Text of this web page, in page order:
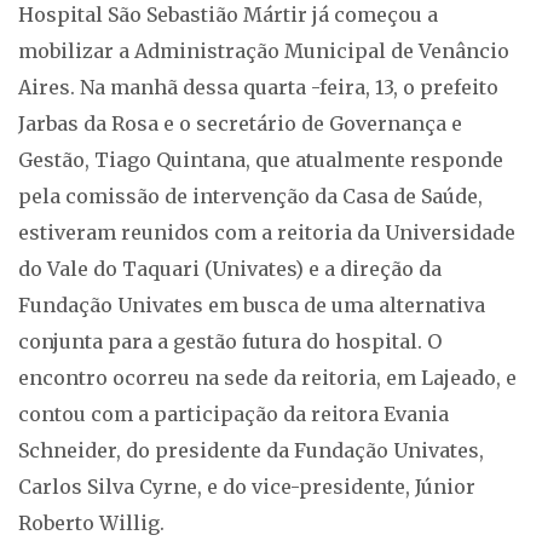
Hospital São Sebastião Mártir já começou a
mobilizar a Administração Municipal de Venâncio
Aires. Na manhã dessa quarta -feira, 13, o prefeito
Jarbas da Rosa e o secretário de Governança e
Gestão, Tiago Quintana, que atualmente responde
pela comissão de intervenção da Casa de Saúde,
estiveram reunidos com a reitoria da Universidade
do Vale do Taquari (Univates) e a direção da
Fundação Univates em busca de uma alternativa
conjunta para a gestão futura do hospital. O
encontro ocorreu na sede da reitoria, em Lajeado, e
contou com a participação da reitora Evania
Schneider, do presidente da Fundação Univates,
Carlos Silva Cyrne, e do vice-presidente, Júnior
Roberto Willig.